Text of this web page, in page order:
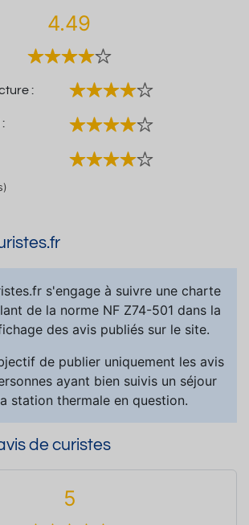
4.49
:
s'engage à suivre une charte
de la norme NF Z74-501 dans la
des avis publiés sur le site.
de publier uniquement les avis
ayant bien suivis un séjour
station thermale en question.
de curistes
5